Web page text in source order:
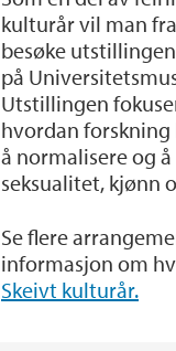
kulturår vil man
besøke
på
Utstillingen
hvordan
å normalisere og
seksualitet, kjønn
Se flere
informasjon om
Skeivt kulturår.